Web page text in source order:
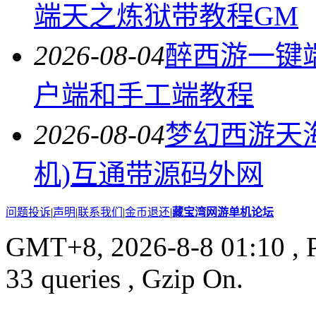
端天之炼狱带教程GM
2026-08-04醉西游一键
户端和手工端教程
2026-08-04梦幻西游天
机)互通带源码外网
问题投诉|声明|联系我们 |金币退还|藏宝湾网游单机论坛
GMT+8, 2026-8-8 01:10 ,
33 queries , Gzip On.